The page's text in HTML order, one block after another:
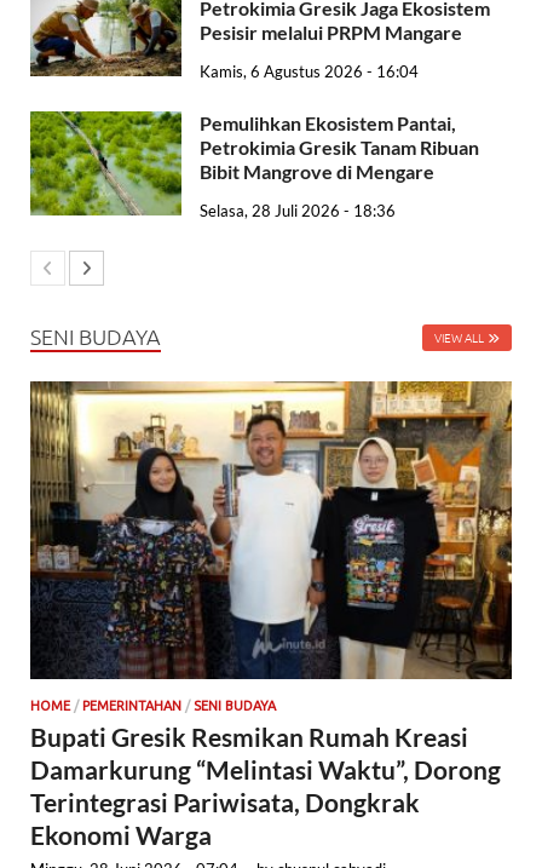
Petrokimia Gresik Jaga Ekosistem
Pesisir melalui PRPM Mangare
Kamis, 6 Agustus 2026 - 16:04
Pemulihkan Ekosistem Pantai,
Petrokimia Gresik Tanam Ribuan
Bibit Mangrove di Mengare
Selasa, 28 Juli 2026 - 18:36
SENI BUDAYA VIEW ALL
HOME / PEMERINTAHAN / SENI BUDAYA
Bupati Gresik Resmikan Rumah Kreasi
Damarkurung “Melintasi Waktu”, Dorong
Terintegrasi Pariwisata, Dongkrak
Ekonomi Warga